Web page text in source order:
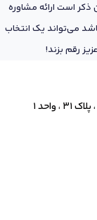
است ارائه مشاوره
می‌تواند یک انتخاب
رقم بزند!
۱